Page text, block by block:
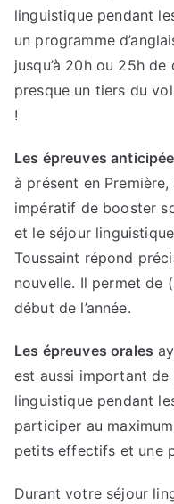
linguistique pendant
un programme
jusqu’à 20h ou 25h de
presque un tiers du
!
Les épreuves
à présent en
impératif de booster
et le séjour
Toussaint répond
nouvelle. Il permet de
début de l’année.
Les épreuves orales
est aussi important
linguistique pendant
participer au
petits effectifs et une
Durant votre séjour